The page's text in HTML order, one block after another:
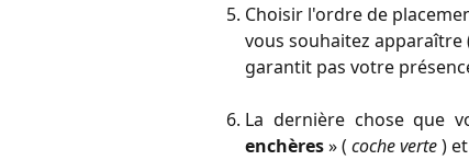
Choisir l'ordre de
vous souhaitez apparaître
garantit pas votre
La dernière chose que
enchères» ( coche verte)